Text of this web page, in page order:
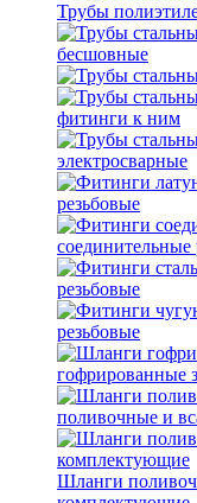
Трубы
бесшовные
фитинги к ним
электросварные
резьбовые
соединительные
резьбовые
резьбовые
гофрированные
поливочные и
Шланги